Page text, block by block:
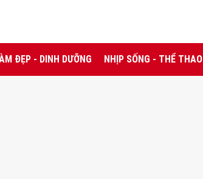
ĐẸP - DINH DƯỠNG NHỊP SỐNG - THỂ THAO